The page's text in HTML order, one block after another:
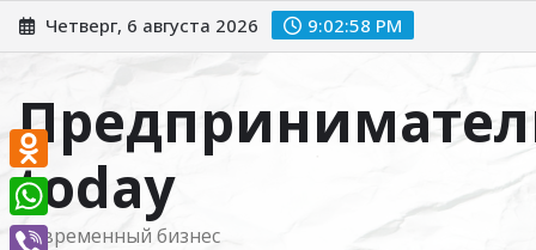
Перейти
к
Четверг, 6 августа 2026 9:02:59 PM
today
Современный бизнес
Odnoklassniki
WhatsApp